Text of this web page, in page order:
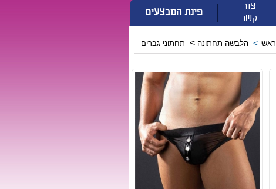
צור
קשר
פינת המבצעים
ראשי > הלבשה תחתונה > תחתוני גברים